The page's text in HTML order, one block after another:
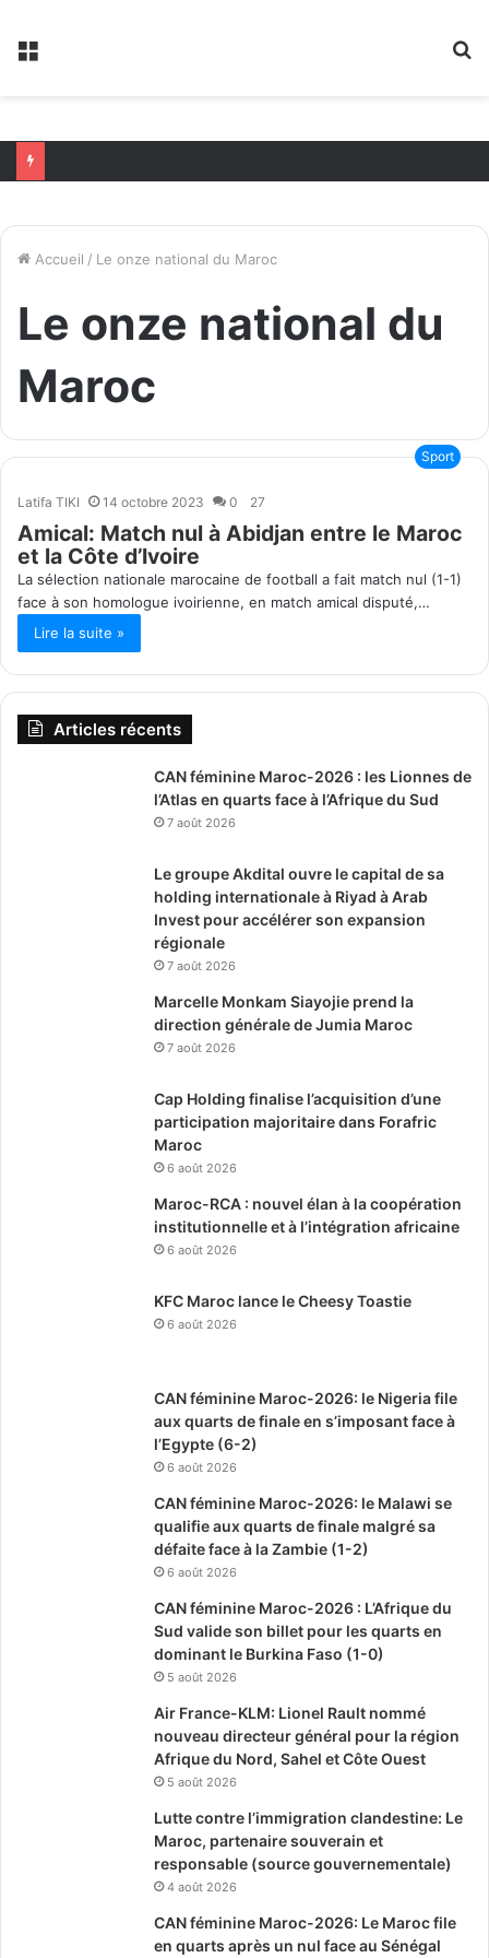
Menu
Accueil / Le onze national du Maroc
Le onze national du
Maroc
Sport
Latifa TIKI 14 octobre 2023 0 27
Amical: Match nul à Abidjan entre le Maroc
et la Côte d’Ivoire
La sélection nationale marocaine de football a fait match nul (1-1)
face à son homologue ivoirienne, en match amical disputé,…
Lire la suite »
Articles récents
CAN féminine Maroc-2026 : les Lionnes de
l’Atlas en quarts face à l’Afrique du Sud
7 août 2026
Le groupe Akdital ouvre le capital de sa
holding internationale à Riyad à Arab
Invest pour accélérer son expansion
régionale
7 août 2026
Marcelle Monkam Siayojie prend la
direction générale de Jumia Maroc
7 août 2026
Cap Holding finalise l’acquisition d’une
participation majoritaire dans Forafric
Maroc
6 août 2026
Maroc-RCA : nouvel élan à la coopération
institutionnelle et à l’intégration africaine
6 août 2026
KFC Maroc lance le Cheesy Toastie
6 août 2026
CAN féminine Maroc-2026: le Nigeria file
aux quarts de finale en s’imposant face à
l’Egypte (6-2)
6 août 2026
CAN féminine Maroc-2026: le Malawi se
qualifie aux quarts de finale malgré sa
défaite face à la Zambie (1-2)
6 août 2026
CAN féminine Maroc-2026 : L’Afrique du
Sud valide son billet pour les quarts en
dominant le Burkina Faso (1-0)
5 août 2026
Air France-KLM: Lionel Rault nommé
nouveau directeur général pour la région
Afrique du Nord, Sahel et Côte Ouest
5 août 2026
Lutte contre l’immigration clandestine: Le
Maroc, partenaire souverain et
responsable (source gouvernementale)
4 août 2026
CAN féminine Maroc-2026: Le Maroc file
en quarts après un nul face au Sénégal